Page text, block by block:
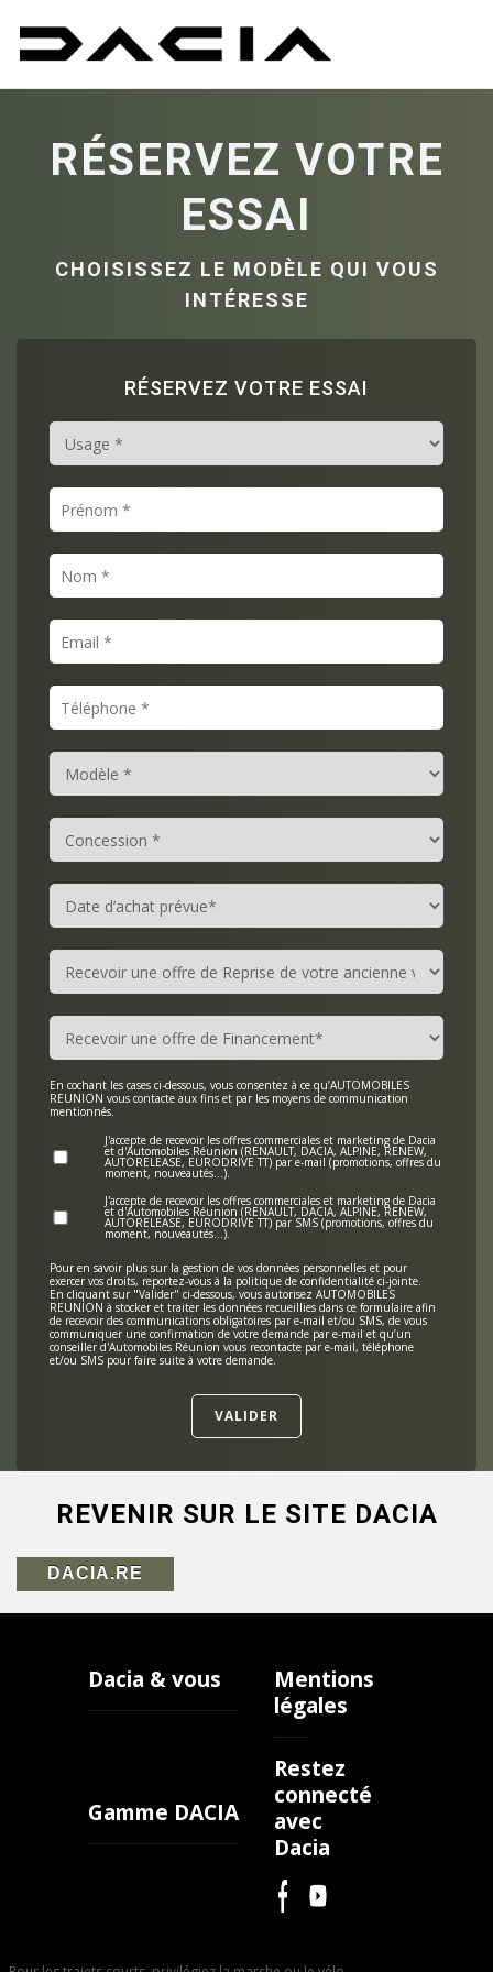
RÉSERVEZ VOTRE
ESSAI
CHOISISSEZ LE MODÈLE QUI VOUS
INTÉRESSE
RÉSERVEZ VOTRE ESSAI
En cochant les cases ci-dessous, vous consentez à ce qu’AUTOMOBILES
REUNION vous contacte aux fins et par les moyens de communication
mentionnés.
J'accepte de recevoir les offres commerciales et marketing de Dacia
et d'Automobiles Réunion (RENAULT, DACIA, ALPINE, RENEW,
AUTORELEASE, EURODRIVE TT) par e-mail (promotions, offres du
moment, nouveautés…).
J'accepte de recevoir les offres commerciales et marketing de Dacia
et d'Automobiles Réunion (RENAULT, DACIA, ALPINE, RENEW,
AUTORELEASE, EURODRIVE TT) par SMS (promotions, offres du
moment, nouveautés…).
Pour en savoir plus sur la gestion de vos données personnelles et pour
exercer vos droits, reportez-vous à la politique de confidentialité ci-jointe.
En cliquant sur "Valider" ci-dessous, vous autorisez AUTOMOBILES
REUNION à stocker et traiter les données recueillies dans ce formulaire afin
de recevoir des communications obligatoires par e-mail et/ou SMS, de vous
communiquer une confirmation de votre demande par e-mail et qu’un
conseiller d'Automobiles Réunion vous recontacte par e-mail, téléphone
et/ou SMS pour faire suite à votre demande.
REVENIR SUR LE SITE DACIA
DACIA.RE
Dacia & vous
Gamme DACIA
Mentions
légales
Restez
connecté
avec
Dacia